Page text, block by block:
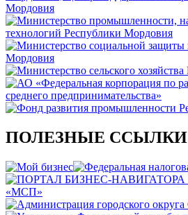
ПОЛЕЗНЫЕ ССЫЛКИ